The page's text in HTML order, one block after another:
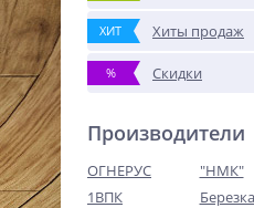
ХИТ Хиты продаж
% Скидки
Производители
ОГНЕРУС
"НМК"
1ВПК
Березка